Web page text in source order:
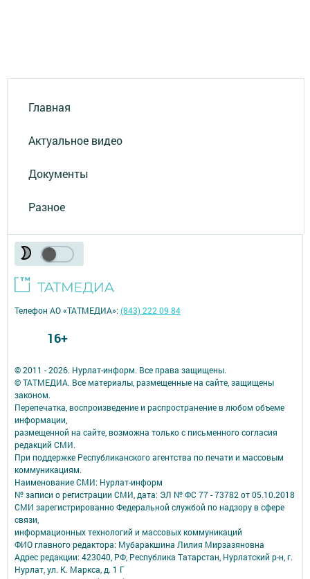
Главная
Актуальное видео
Документы
Разное
© 2011 - 2026. Нурлат-⁠информ. Все права защищены.
© ТАТМЕДИА. Все материалы, размещенные на сайте, защищены
законом.
Перепечатка, воспроизведение и распространение в любом объеме
информации,
размещенной на сайте, возможна только с письменного согласия
редакций СМИ.
При поддержке Республиканского агентства по печати и массовым
коммуникациям.
Наименование СМИ: Нурлат-⁠информ
№ записи о регистрации СМИ, дата: ЭЛ № ФС 77 -⁠ 73782 от 05.10.2018
СМИ зарегистрированно Федеральной службой по надзору в сфере
связи,
информационных технологий и массовых коммуникаций
ФИО главного редактора: Мубаракшина Лилия Мирзазяновна
Адрес редакции: 423040, РФ, Республика Татарстан, Нурлатский р-н, г.
Нурлат, ул. К. Маркса, д. 1 Г
Телефон АО «ТАТМЕДИА»:(843) 222 09 84
16+